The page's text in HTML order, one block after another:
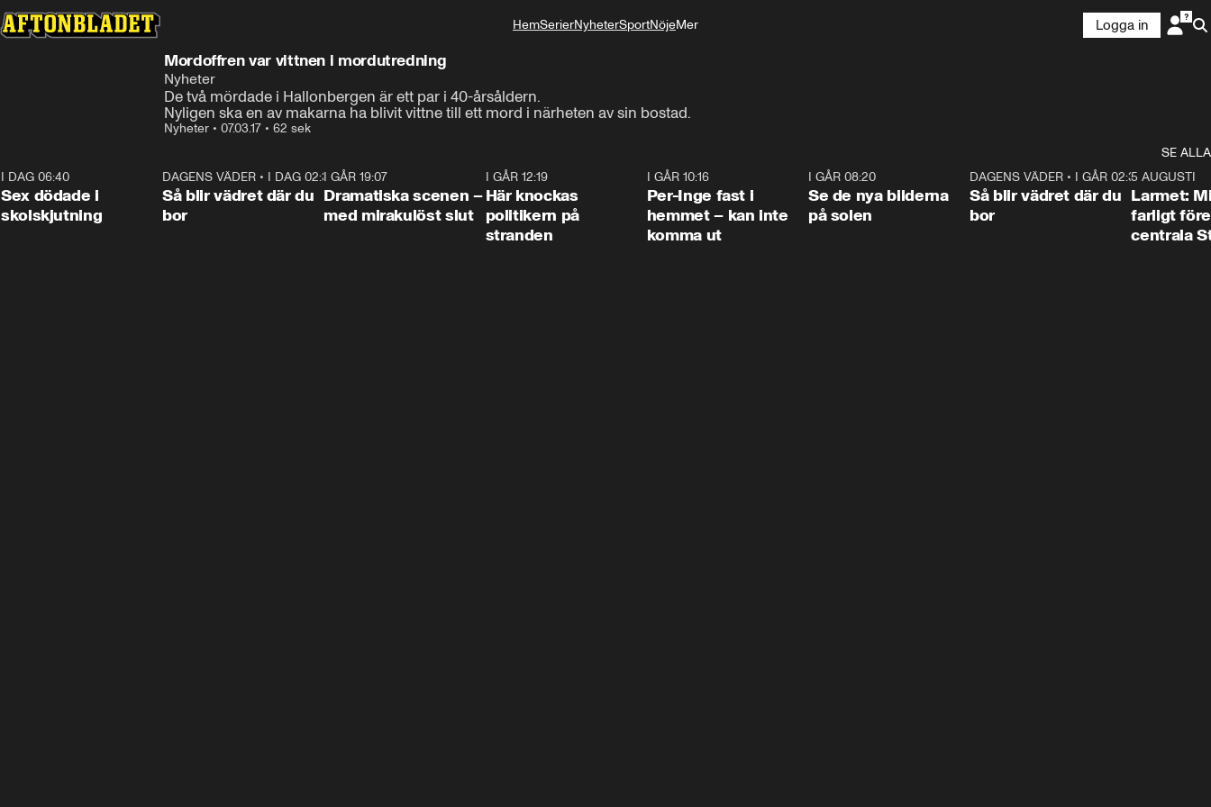
HemSerierNyheterSportNöjeMer
Logga in
Mordoffren var vittnen i mordutredning
Nyheter
De två mördade i Hallonbergen är ett par i 40-årsåldern.
Nyligen ska en av makarna ha blivit vittne till ett mord i närheten av sin bostad.
Nyheter • 07.03.17 • 62 sek
SE ALLA
I DAG 06:40
Sex dödade i
skolskjutning
1:06
DAGENS VÄDER • I DAG 02:30
Så blir vädret där du
bor
I GÅR 19:07
Dramatiska scenen –
med mirakulöst slut
I GÅR 12:19
Här knockas
politikern på
stranden
I GÅR 10:16
Per-Inge fast i
hemmet – kan inte
komma ut
I GÅR 08:20
Se de nya bilderna
på solen
1:06
DAGENS VÄDER • I GÅR 02:30
Så blir vädret där du
bor
5 AUGUSTI
Larmet:
farligt
centrala